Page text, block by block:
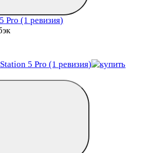
5 Pro (1 ревизия)